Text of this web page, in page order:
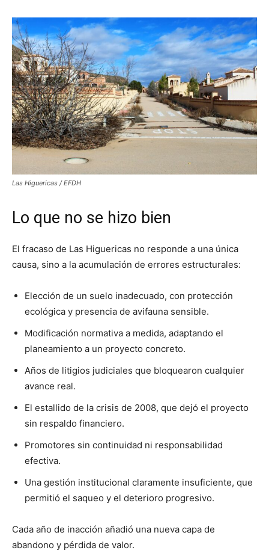
Las Higuericas / EFDH
Lo que no se hizo bien
El fracaso de Las Higuericas no responde a una única
causa, sino a la acumulación de errores estructurales:
Elección de un suelo inadecuado, con protección
ecológica y presencia de avifauna sensible.
Modificación normativa a medida, adaptando el
planeamiento a un proyecto concreto.
Años de litigios judiciales que bloquearon cualquier
avance real.
El estallido de la crisis de 2008, que dejó el proyecto
sin respaldo financiero.
Promotores sin continuidad ni responsabilidad
efectiva.
Una gestión institucional claramente insuficiente, que
permitió el saqueo y el deterioro progresivo.
Cada año de inacción añadió una nueva capa de
abandono y pérdida de valor.